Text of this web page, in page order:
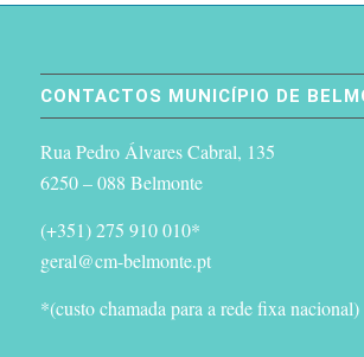
CONTACTOS MUNICÍPIO DE
Rua Pedro Álvares Cabral, 135
6250 – 088 Belmonte
(+351) 275 910 010*
geral@cm-belmonte.pt
*(custo chamada para a rede fixa nacional)